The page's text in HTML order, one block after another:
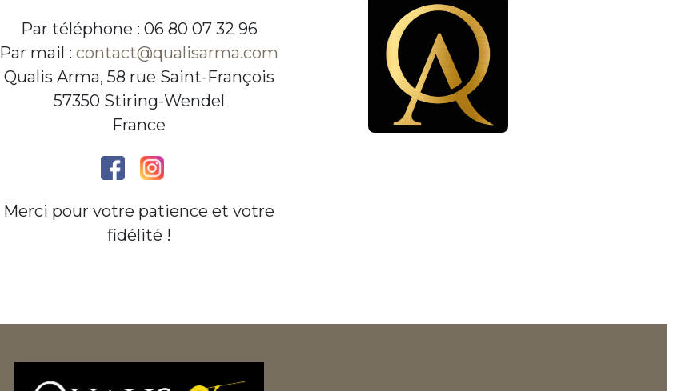
Par téléphone : 06 80 07 32 96
Par mail :contact@qualisarma.com
Qualis Arma, 58 rue Saint-François
57350 Stiring-Wendel
France
Merci pour votre patience et votre
fidélité !